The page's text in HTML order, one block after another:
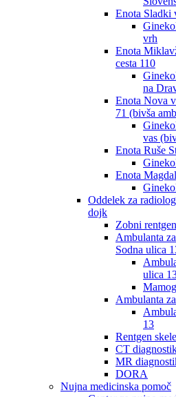
Enota Sladki
vrh
Enota
cesta 110
na
Enota Nova
71 (bivša
vas
Enota Ruše
Enota
Oddelek za
dojk
Zobni
Ambulanta
Sodna ulica
ulica
Ambulanta
13
Rentgen
CT
MR
DORA
Nujna medicinska pomoč